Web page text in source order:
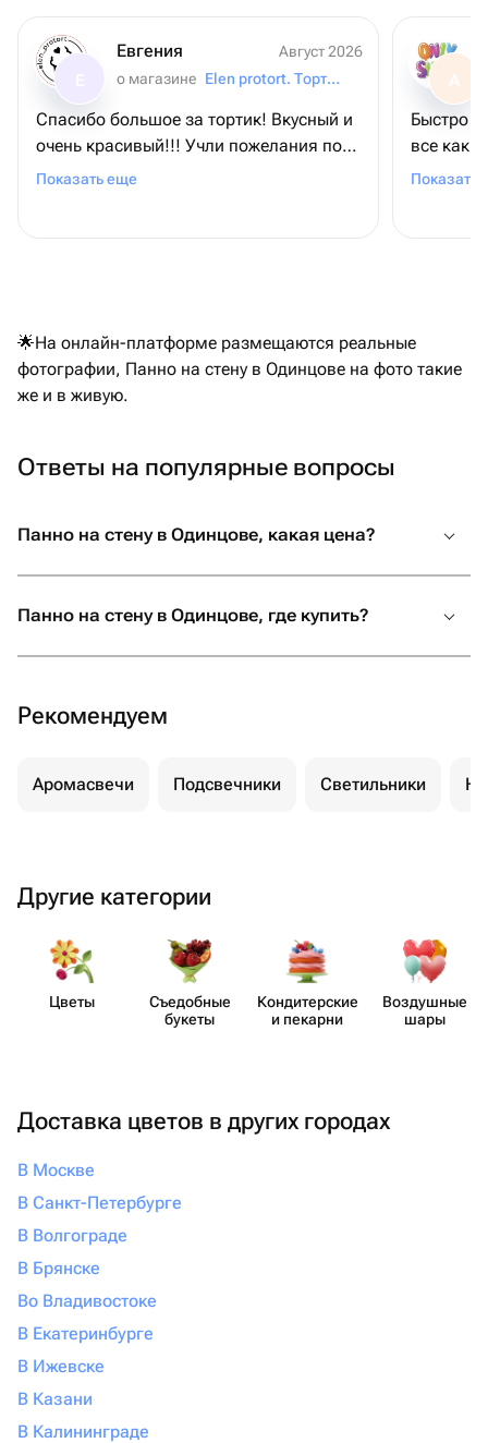
Евгения
Август 2026
о магазине
Elen protort. Торты.Цветы.Фуршеты
Спасибо большое за тортик! Вкусный и
очень красивый!!! Учли пожелания по
надписи, что очень порадовало.
Показать еще
А
Быстро
все как
время.
Показать
🌟На онлайн-платформе размещаются реальные
фотографии, Панно на стену в Одинцове на фото такие
же и в живую.
Ответы на популярные вопросы
Панно на стену в Одинцове, какая цена?
Панно на стену в Одинцове, где купить?
Рекомендуем
Аромасвечи Подсвечники Светильники
Другие категории
Цветы
Съедобные
букеты
Кондит​ерские
и пекарни
Воздушные
шары
Доставка цветов в других городах
В Москве
В Санкт-Петербурге
В Волгограде
В Брянске
Во Владивостоке
В Екатеринбурге
В Ижевске
В Казани
В Калининграде